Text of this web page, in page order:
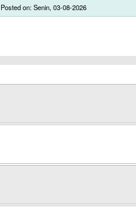
Posted on: Senin, 03-08-2026